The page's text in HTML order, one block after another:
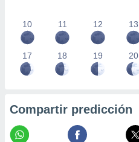
10 11 12 13
17 18 19 20
Compartir predicción